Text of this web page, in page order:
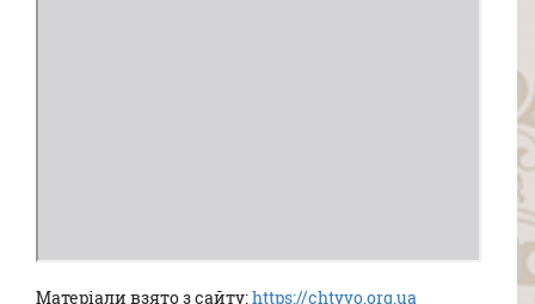
Матеріали взято з сайту:https://chtyvo.org.ua